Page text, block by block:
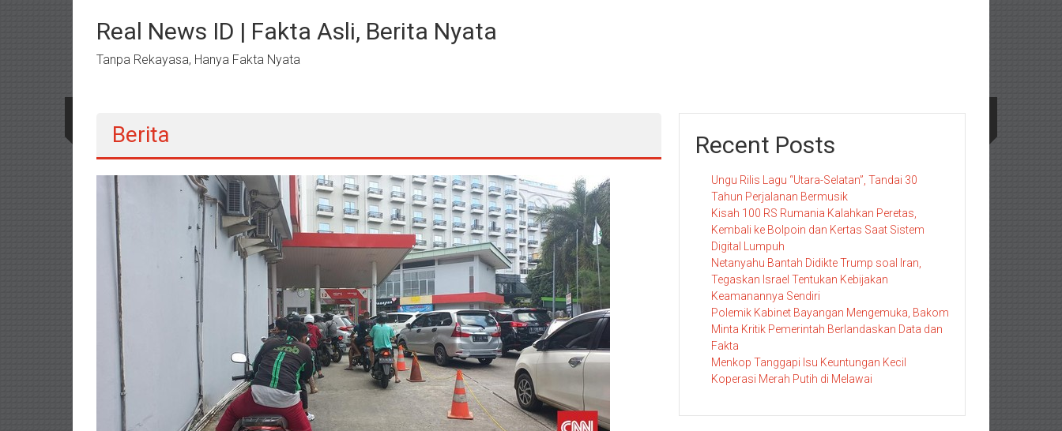
kontenReal News ID | Fakta Asli, Berita Nyata
Tanpa Rekayasa, Hanya Fakta Nyata
Berita Recent Posts
Ungu Rilis Lagu “Utara-Selatan”, Tandai 30
Tahun Perjalanan Bermusik
Kisah 100 RS Rumania Kalahkan Peretas,
Kembali ke Bolpoin dan Kertas Saat Sistem
Digital Lumpuh
Netanyahu Bantah Didikte Trump soal Iran,
Tegaskan Israel Tentukan Kebijakan
Keamanannya Sendiri
Polemik Kabinet Bayangan Mengemuka, Bakom
Minta Kritik Pemerintah Berlandaskan Data dan
Fakta
Menkop Tanggapi Isu Keuntungan Kecil
Koperasi Merah Putih di Melawai